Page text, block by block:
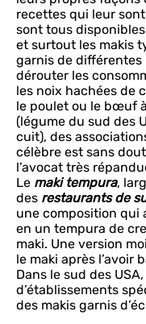
recettes qui leur
sont tous
et surtout les makis
garnis de
dérouter les
les noix hachées de
le poulet ou le bœuf
(légume du sud des
cuit), des
célèbre est sans
l’avocat très
Le maki tempura,
des restaurants de
une composition qui
en un tempura de
maki. Une version
le maki après l’avoir
Dans le sud des
d’établissements
des makis garnis